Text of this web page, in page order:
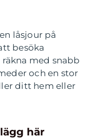
låsjour på
besöka
räkna med snabb
och en stor
ditt hem eller
här